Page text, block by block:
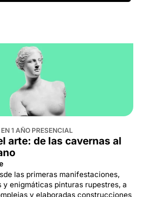
1 AÑO PRESENCIAL
arte: de las cavernas al
las primeras manifestaciones,
y enigmáticas pinturas rupestres, a
y elaboradas construcciones
cultura griega y su influencia
romano.
31 de marzo, 19 a 20:30h
+ INFO / INSCRIPCIÓN